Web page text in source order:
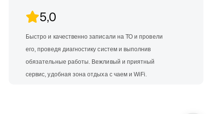
5,0
Быстро и качественно записали на ТО и провели
его, проведя диагностику систем и выполнив
обязательные работы. Вежливый и приятный
сервис, удобная зона отдыха с чаем и WiFi.